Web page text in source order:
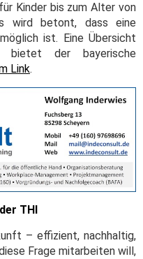
Kinder bis zum Alter von
wird betont, dass eine
ist. Eine Übersicht
bietet der bayerische
Link.
THI
– effizient, nachhaltig,
Frage mitarbeiten will,